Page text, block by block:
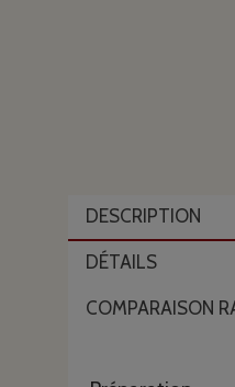
DESCRIPTION
DÉTAILS
COMPARAISON